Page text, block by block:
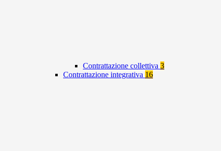
Contrattazione collettiva 3
Contrattazione integrativa 16